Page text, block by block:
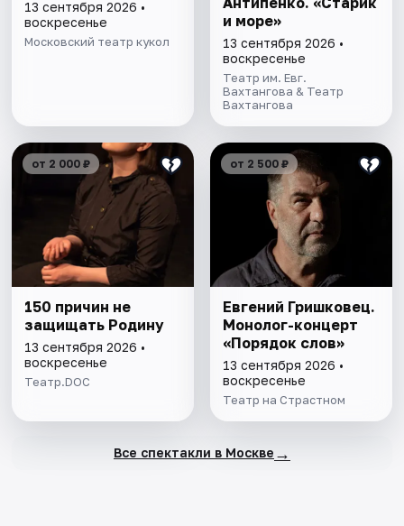
13 сентября 2026 •
воскресенье
Московский театр кукол
и море»
13 сентября 2026 •
воскресенье
Театр им. Евг.
Вахтангова & Театр
Вахтангова
от 2 000 ₽
150 причин не
защищать Родину
13 сентября 2026 •
воскресенье
Театр.DOC
от 2 500 ₽
Евгений Гришковец.
Монолог-концерт
«Порядок слов»
13 сентября 2026 •
воскресенье
Театр на Страстном
Все спектакли в Москве →